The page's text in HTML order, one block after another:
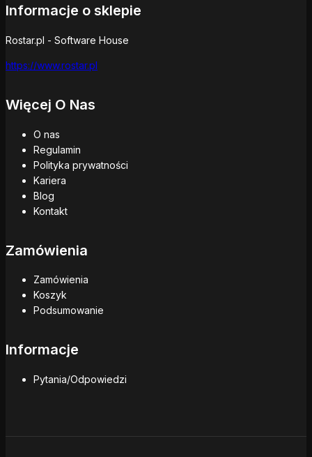
Informacje o sklepie
Rostar.pl - Software House
https://www.rostar.pl
Więcej O Nas
O nas
Regulamin
Polityka prywatności
Kariera
Blog
Kontakt
Zamówienia
Zamówienia
Koszyk
Podsumowanie
Informacje
Pytania/Odpowiedzi